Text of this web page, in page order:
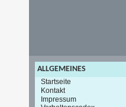
ALLGEMEINES
Startseite
Kontakt
Impressum